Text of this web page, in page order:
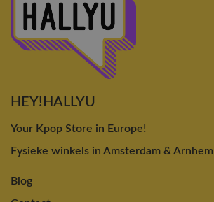
HEY!HALLYU
Your Kpop Store in Europe!
Fysieke winkels in Amsterdam & Arnhem
Blog